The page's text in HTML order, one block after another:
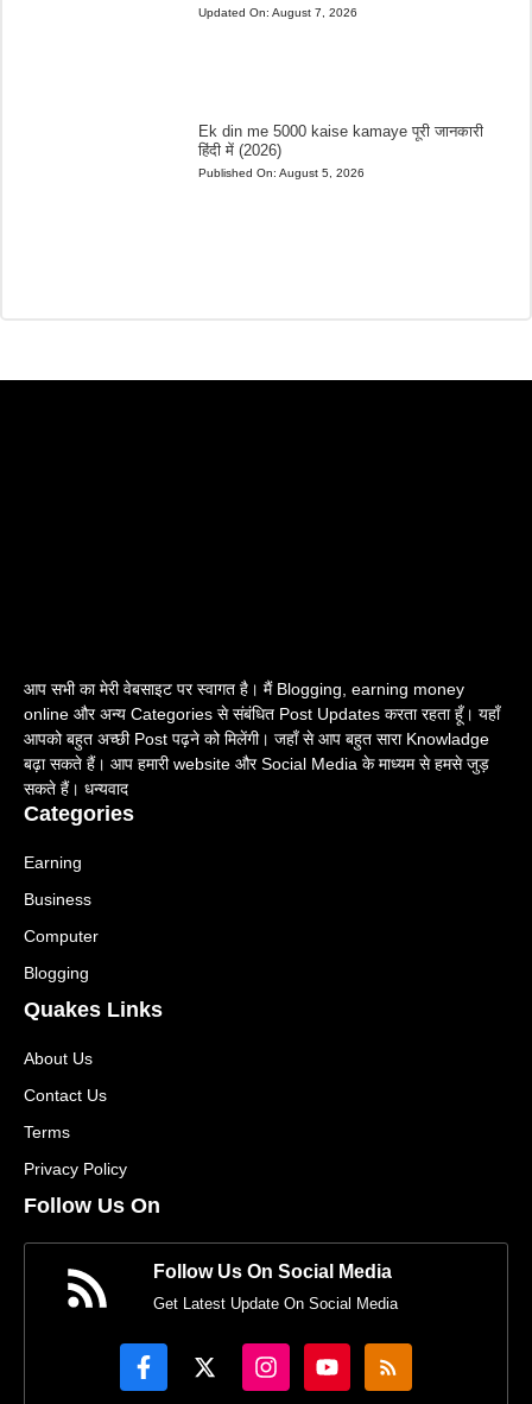
Updated On: August 7, 2026
Ek din me 5000 kaise kamaye पूरी जानकारी
हिंदी में (2026)
Published On: August 5, 2026
आप सभी का मेरी वेबसाइट पर स्वागत है। मैं Blogging, earning money
online और अन्य Categories से संबंधित Post Updates करता रहता हूँ। यहाँ
आपको बहुत अच्छी Post पढ़ने को मिलेंगी। जहाँ से आप बहुत सारा Knowladge
बढ़ा सकते हैं। आप हमारी website और Social Media के माध्यम से हमसे जुड़
सकते हैं। धन्यवाद
Categories
Earning
Business
Computer
Blogging
Quakes Links
About Us
Contact Us
Terms
Privacy Policy
Follow Us On
Follow Us On Social Media
Get Latest Update On Social Media